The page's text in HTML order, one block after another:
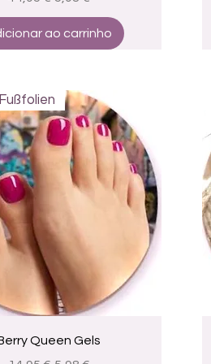
ao carrinho
rápida
Queen Gels